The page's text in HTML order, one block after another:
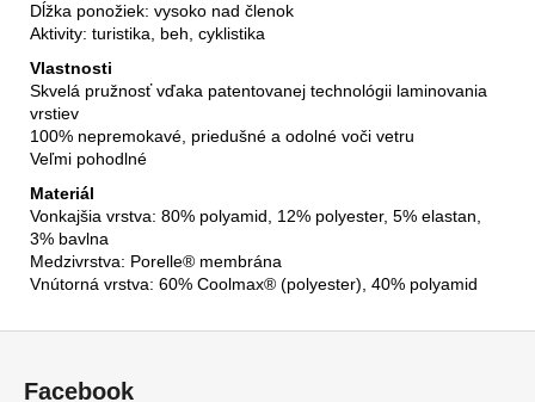
Dĺžka ponožiek: vysoko nad členok
Aktivity: turistika, beh, cyklistika
Vlastnosti
Skvelá pružnosť vďaka patentovanej technológii laminovania
vrstiev
100% nepremokavé, priedušné a odolné voči vetru
Veľmi pohodlné
Materiál
Vonkajšia vrstva: 80% polyamid, 12% polyester, 5% elastan,
3% bavlna
Medzivrstva: Porelle® membrána
Vnútorná vrstva: 60% Coolmax® (polyester), 40% polyamid
Facebook